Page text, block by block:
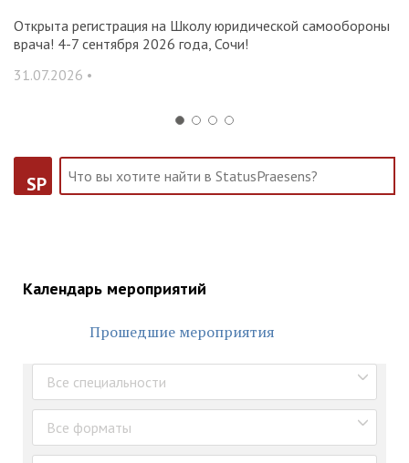
Открыта регистрация на Школу юридической самообороны
врача! 4-7 сентября 2026 года, Сочи!
31.07.2026 •
SP
Календарь мероприятий
Прошедшие мероприятия
Все специальности
Все форматы